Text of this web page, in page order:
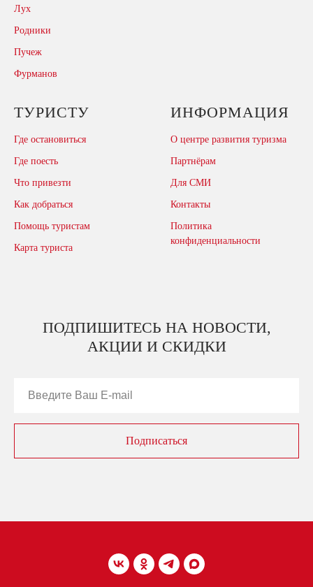
Лух
Родники
Пучеж
Фурманов
ТУРИСТУ
Где остановиться
Где поесть
Что привезти
Как добраться
Помощь туристам
Карта туриста
ИНФОРМАЦИЯ
О центре развития туризма
Партнёрам
Для СМИ
Контакты
Политика
конфиденциальности
ПОДПИШИТЕСЬ НА НОВОСТИ,
АКЦИИ И СКИДКИ
Подписаться